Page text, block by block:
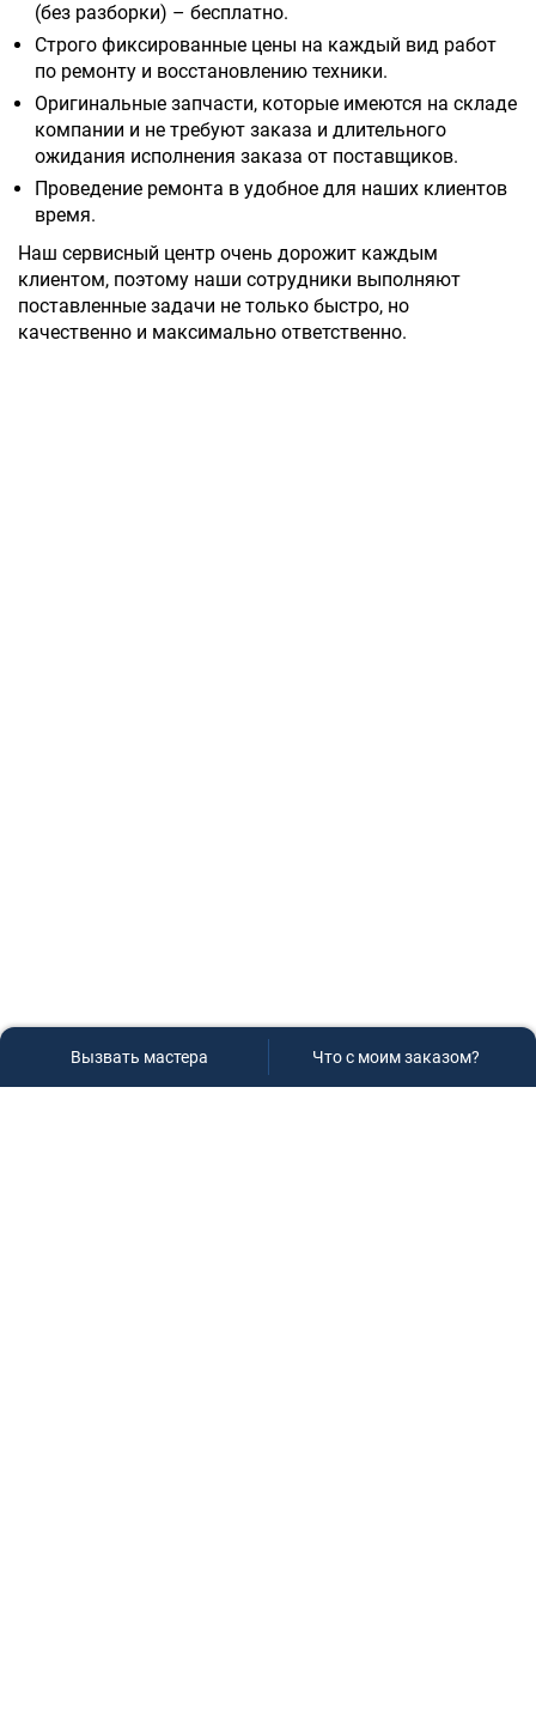
(без разборки) – бесплатно.
Строго фиксированные цены на каждый вид работ
по ремонту и восстановлению техники.
Оригинальные запчасти, которые имеются на складе
компании и не требуют заказа и длительного
ожидания исполнения заказа от поставщиков.
Проведение ремонта в удобное для наших клиентов
время.
Наш сервисный центр очень дорожит каждым
клиентом, поэтому наши сотрудники выполняют
поставленные задачи не только быстро, но
качественно и максимально ответственно.
Вызвать мастера Что с моим заказом?